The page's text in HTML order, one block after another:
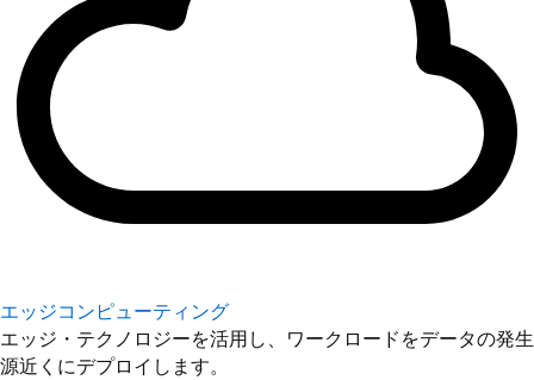
エッジコンピューティング
エッジ・テクノロジーを活用し、ワークロードをデータの発生
源近くにデプロイします。